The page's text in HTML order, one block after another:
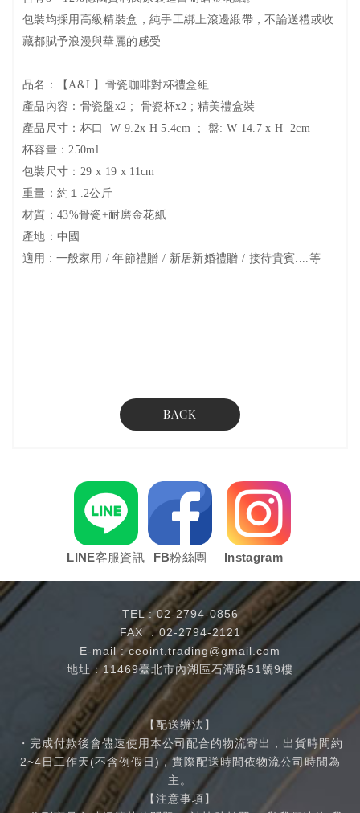
包裝均採用高級精裝盒，純手工綁上滾邊緞帶，不論送禮或收
藏都賦予浪漫與華麗的感受
品名：【A&L】骨瓷咖啡對杯禮盒組
產品內容：骨瓷盤x2 ; 骨瓷杯x2 ; 精美禮盒裝
產品尺寸：杯口 W 9.2x H 5.4cm ; 盤: W 14.7 x H 2cm
杯容量：250ml
包裝尺寸：29 x 19 x 11cm
重量：約１.2公斤
材質：43%骨瓷+耐磨金花紙
產地：中國
適用 : 一般家用 / 年節禮贈 / 新居新婚禮贈 / 接待貴賓....等
BACK
LINE客服資訊 FB粉絲團 Instagram
TEL :02-2794-0856
FAX : 02-2794-2121
E-mail :ceoint.trading@gmail.com
地址：11469臺北市內湖區石潭路51號9樓
【配送辦法】
・完成付款後會儘速使用本公司配合的物流寄出，出貨時間約
2~4日工作天(不含例假日)，實際配送時間依物流公司時間為
主。
【注意事項】